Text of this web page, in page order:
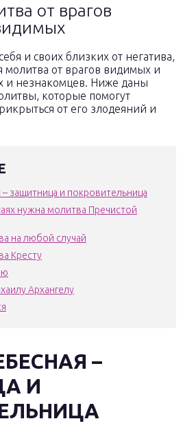
от врагов
и своих близких от негатива,
молитва от врагов видимых и
и незнакомцев. Ниже даны
которые помогут
от его злодеяний и
защитница и покровительница
нужна молитва Пречистой
на любой случай
Кресту
Архангелу
–
И